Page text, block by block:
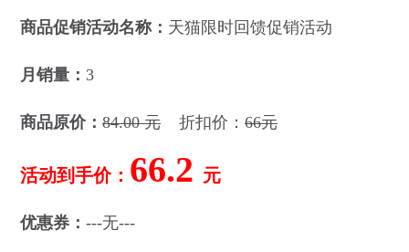
商品促销活动名称： 天猫限时回馈促销活动
月销量： 3
商品原价： 84.00 元 折扣价： 66元
活动到手价： 66.2 元
优惠券： ---无---